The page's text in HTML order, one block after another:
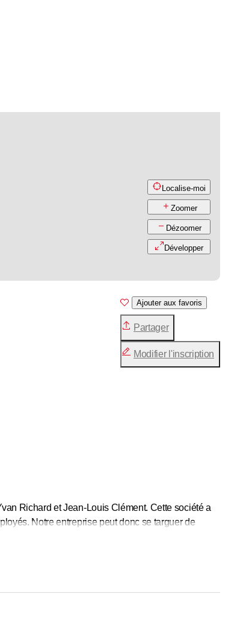
Localise-moi
Zoomer
Dézoomer
Développer
Ajouter aux favoris
Partager
Modifier l'inscription
Richard et Jean-Louis Clément. Cette société a
Notre entreprise peut donc se targuer de
les travaux de chauffage dans le cadre de